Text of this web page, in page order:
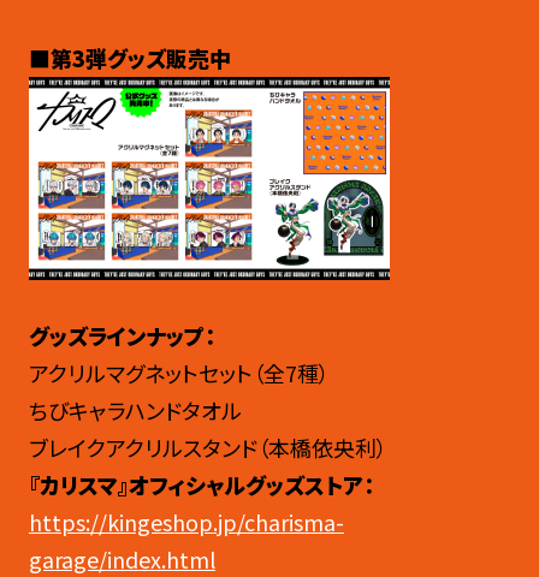
■第3弾グッズ販売中
グッズラインナップ：
アクリルマグネットセット（全7種）
ちびキャラハンドタオル
ブレイクアクリルスタンド（本橋依央利）
『カリスマ』オフィシャルグッズストア：
https://kingeshop.jp/charisma-
garage/index.html